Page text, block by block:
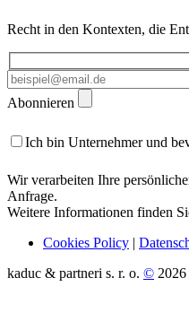
Recht in den Kontexten, die
Abonnieren
Ich bin Unternehmer und
Wir verarbeiten Ihre
Anfrage.
Weitere Informationen finden
Cookies Policy |
kaduc & partneri s. r. o. © 2026